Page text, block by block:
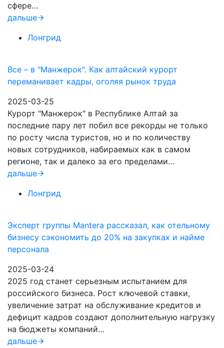
сфере…
дальше
Лонгрид
Все – в "Манжерок". Как алтайский курорт
переманивает кадры, оголяя рынок труда
2025-03-25
Курорт "Манжерок" в Республике Алтай за
последние пару лет побил все рекорды не только
по росту числа туристов, но и по количеству
новых сотрудников, набираемых как в самом
регионе, так и далеко за его пределами…
дальше
Лонгрид
Эксперт группы Mantera рассказал, как отельному
бизнесу сэкономить до 20% на закупках и найме
персонала
2025-03-24
2025 год станет серьезным испытанием для
российского бизнеса. Рост ключевой ставки,
увеличение затрат на обслуживание кредитов и
дефицит кадров создают дополнительную нагрузку
на бюджеты компаний…
дальше